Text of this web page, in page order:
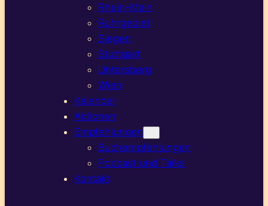
Rhein-Main
Ruhrgebiet
Siegen
Stuttgart
Untersberg
Wien
Kalender
Aktionen
Empfehlungen
Buchempfehlungen
Podcast und Talks
Kontakt